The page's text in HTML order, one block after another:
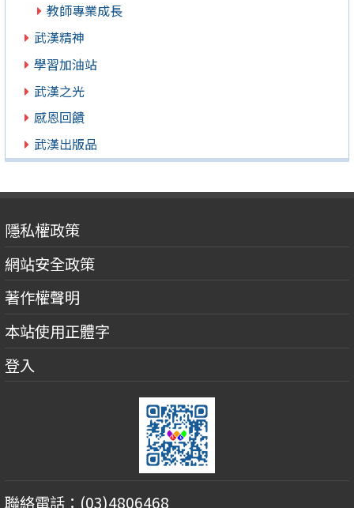
教師專業成長
武漢精神
學習加油站
武漢之光
感恩回饋
武漢出版品
隱私權政策
網站安全政策
著作權聲明
本站使用正體字
登入
聯絡電話：(03)4806468